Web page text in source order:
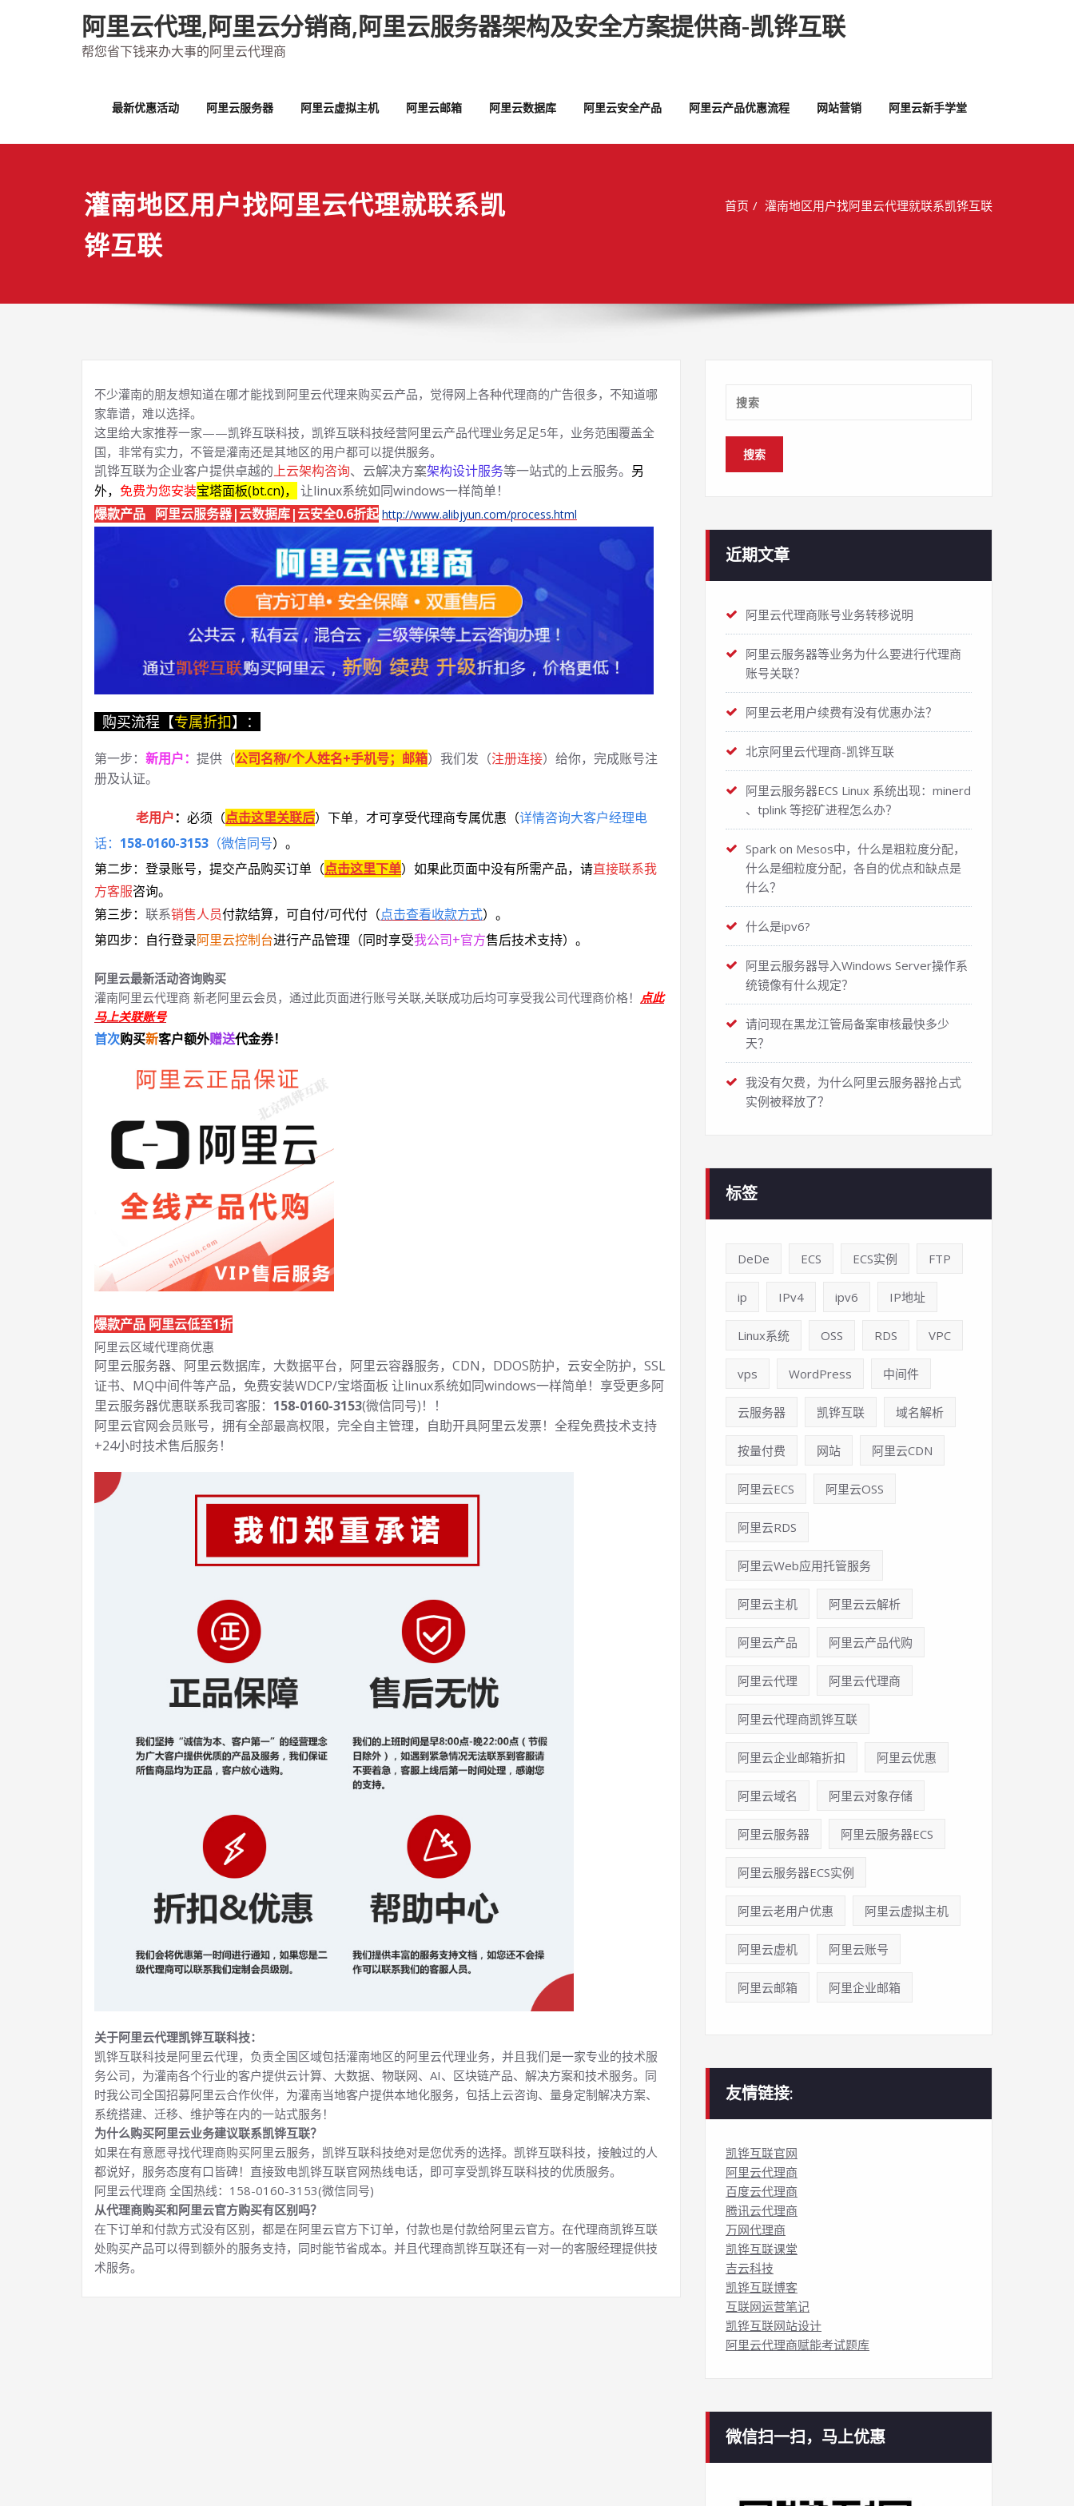
阿里云代理,阿里云分销商,阿里云服务器架构及安全方案提供商-凯铧互联
帮您省下钱来办大事的阿里云代理商
最新优惠活动 阿里云服务器 阿里云虚拟主机 阿里云邮箱 阿里云数据库 阿里云安全产品 阿里云产品优惠流程 网站营销 阿里云新手学堂
灌南地区用户找阿里云代理就联系凯
铧互联
首页 灌南地区用户找阿里云代理就联系凯铧互联
不少灌南的朋友想知道在哪才能找到阿里云代理来购买云产品，觉得网上各种代理商的广告很多，不知道哪
家靠谱，难以选择。
这里给大家推荐一家——凯铧互联科技，凯铧互联科技经营阿里云产品代理业务足足5年，业务范围覆盖全
国，非常有实力，不管是灌南还是其地区的用户都可以提供服务。
凯铧互联为企业客户提供卓越的上云架构咨询、云解决方案架构设计服务等一站式的上云服务。 另
外， 免费为您安装宝塔面板(bt.cn)，
让linux系统如同windows一样简单！
爆款产品 阿里云服务器|云数据库|云安全0.6折起 http://www.alibjyun.com/process.html
购买流程【专属折扣】：
第一步： 新用户： 提供（公司名称/个人姓名+手机号；邮箱）我们发（注册连接）给你，完成账号注
册及认证。
老用户： 必须 （点击这里关联后） 下单， 才可享受代理商专属优惠 （详情咨询大客户经理电
话： 158-0160-3153 （微信同号） 。
第二步：登录账号，提交产品购买订单（点击这里下单） 如果此页面中没有所需产品，请直接联系我
方客服咨询。
第三步： 联系销售人员付款结算，可自付/可代付（点击查看收款方式）。
第四步：自行登录阿里云控制台进行产品管理（同时享受我公司+官方售后技术支持）。
阿里云最新活动咨询购买
灌南阿里云代理商 新老阿里云会员，通过此页面进行账号关联,关联成功后均可享受我公司代理商价格！ 点此
马上关联账号
首次购买新客户额外赠送代金券！
爆款产品 阿里云低至1折
阿里云区域代理商优惠
阿里云服务器、阿里云数据库，大数据平台，阿里云容器服务，CDN，DDOS防护，云安全防护，SSL
证书、MQ中间件等产品，免费安装WDCP/宝塔面板 让linux系统如同windows一样简单！享受更多阿
里云服务器优惠联系我司客服： 158-0160-3153(微信同号)！！
阿里云官网会员账号，拥有全部最高权限，完全自主管理，自助开具阿里云发票！全程免费技术支持
+24小时技术售后服务！
关于阿里云代理凯铧互联科技：
凯铧互联科技是阿里云代理，负责全国区域包括灌南地区的阿里云代理业务，并且我们是一家专业的技术服
务公司，为灌南各个行业的客户提供云计算、大数据、物联网、AI、区块链产品、解决方案和技术服务。同
时我公司全国招募阿里云合作伙伴，为灌南当地客户提供本地化服务，包括上云咨询、量身定制解决方案、
系统搭建、迁移、维护等在内的一站式服务！
为什么购买阿里云业务建议联系凯铧互联？
如果在有意愿寻找代理商购买阿里云服务，凯铧互联科技绝对是您优秀的选择。凯铧互联科技，接触过的人
都说好，服务态度有口皆碑！直接致电凯铧互联官网热线电话，即可享受凯铧互联科技的优质服务。
阿里云代理商 全国热线：158-0160-3153(微信同号)
从代理商购买和阿里云官方购买有区别吗？
在下订单和付款方式没有区别，都是在阿里云官方下订单，付款也是付款给阿里云官方。在代理商凯铧互联
处购买产品可以得到额外的服务支持，同时能节省成本。并且代理商凯铧互联还有一对一的客服经理提供技
术服务。
近期文章
阿里云代理商账号业务转移说明
阿里云服务器等业务为什么要进行代理商
账号关联？
阿里云老用户续费有没有优惠办法？
北京阿里云代理商-凯铧互联
阿里云服务器ECS Linux 系统出现：minerd
、tplink 等挖矿进程怎么办？
Spark on Mesos中，什么是粗粒度分配，
什么是细粒度分配，各自的优点和缺点是
什么？
什么是ipv6?
阿里云服务器导入Windows Server操作系
统镜像有什么规定？
请问现在黑龙江管局备案审核最快多少
天？
我没有欠费，为什么阿里云服务器抢占式
实例被释放了？
标签
DeDe ECS ECS实例 FTP
ip IPv4 ipv6 IP地址
Linux系统 OSS RDS VPC
vps WordPress 中间件
云服务器 凯铧互联 域名解析
按量付费 网站 阿里云CDN
阿里云ECS 阿里云OSS
阿里云RDS
阿里云Web应用托管服务
阿里云主机 阿里云云解析
阿里云产品 阿里云产品代购
阿里云代理 阿里云代理商
阿里云代理商凯铧互联
阿里云企业邮箱折扣 阿里云优惠
阿里云域名 阿里云对象存储
阿里云服务器 阿里云服务器ECS
阿里云服务器ECS实例
阿里云老用户优惠 阿里云虚拟主机
阿里云虚机 阿里云账号
阿里云邮箱 阿里企业邮箱
友情链接:
凯铧互联官网
阿里云代理商
百度云代理商
腾讯云代理商
万网代理商
凯铧互联课堂
吉云科技
凯铧互联博客
互联网运营笔记
凯铧互联网站设计
阿里云代理商赋能考试题库
微信扫一扫，马上优惠